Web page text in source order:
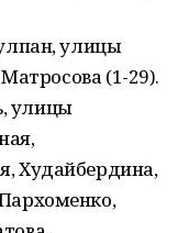
улицы
(1-29).
улицы
Худайбердина,